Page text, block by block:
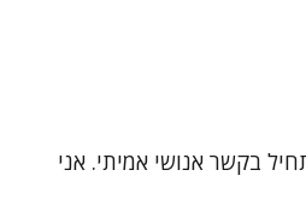
בקשר אנושי אמיתי. אני